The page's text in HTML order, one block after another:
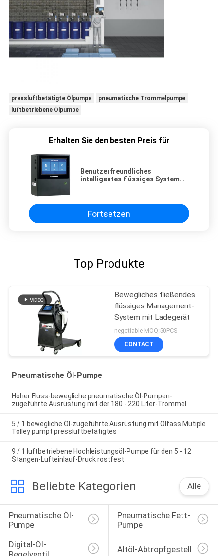
pressluftbetätigte Ölpumpe
pneumatische Trommelpumpe
luftbetriebene Ölpumpe
Erhalten Sie den besten Preis für
Benutzerfreundliches
intelligentes flüssiges System
Fortsetzen
Top Produkte
Bewegliches fließendes
flüssiges Management-
System mit Ladegerät
negotiable MOQ:50PCS
CONTACT
Pneumatische Öl-Pumpe
Hoher Fluss-bewegliche pneumatische Öl-Pumpen-
zugeführte Ausrüstung mit der 180 - 220 Liter-Trommel
5 / 1 bewegliche Öl-zugeführte Ausrüstung mit Ölfass Mutiple
Tolley pumpt pressluftbetätigtes
9 / 1 luftbetriebene Hochleistungsöl-Pumpe für den 5 - 12
Stangen-Lufteinlauf-Druck rostfest
Beliebte Kategorien Alle
Pneumatische Öl-
Pumpe
Pneumatische Fett-
Pumpe
Digital-Öl-
Regelventil
Altöl-Abtropfgestell